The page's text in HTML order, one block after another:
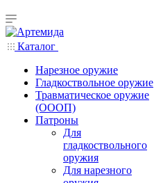
Каталог
Нарезное оружие
Гладкоствольное оружие
Травматическое оружие
(ОООП)
Патроны
Для
гладкоствольного
оружия
Для нарезного